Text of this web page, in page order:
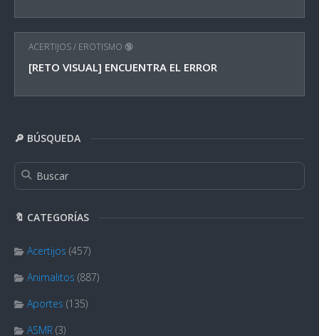
ACERTIJOS/ EROTISMO 🔞
[RETO VISUAL] ENCUENTRA EL ERROR
🔎 BÚSQUEDA
🔖 CATEGORÍAS
Acertijos (457)
Animalitos (887)
Aportes (135)
ASMR (3)